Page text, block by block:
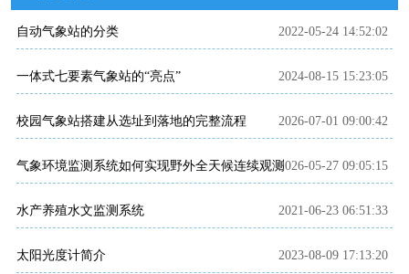
自动气象站的分类 2022-05-24 14:52:02
一体式七要素气象站的“亮点” 2024-08-15 15:23:05
校园气象站搭建从选址到落地的完整流程 2026-07-01 09:00:42
气象环境监测系统如何实现野外全天候连续观测2026-05-27 09:05:15
水产养殖水文监测系统 2021-06-23 06:51:33
太阳光度计简介 2023-08-09 17:13:20